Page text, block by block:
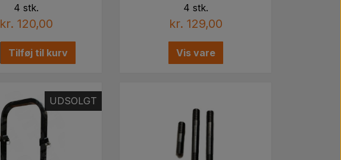
4 stk.
kr. 120,00
Tilføj til kurv
4 stk.
kr. 129,00
Vis vare
UDSOLGT